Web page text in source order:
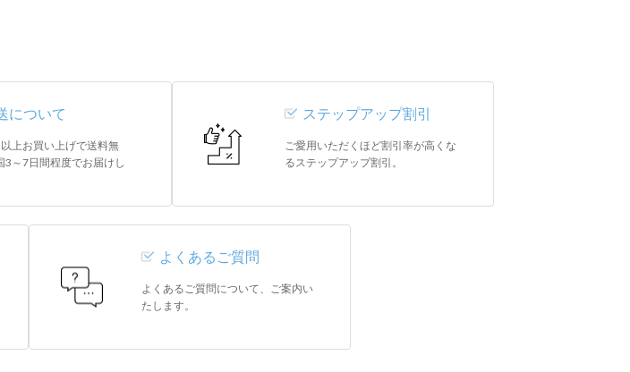
について
上お買い上げで送料無
3～7日間程度でお届けし
ステップアップ割引
ご愛用いただくほど割引率が高くな
るステップアップ割引。
よくあるご質問
よくあるご質問について、ご案内い
たします。